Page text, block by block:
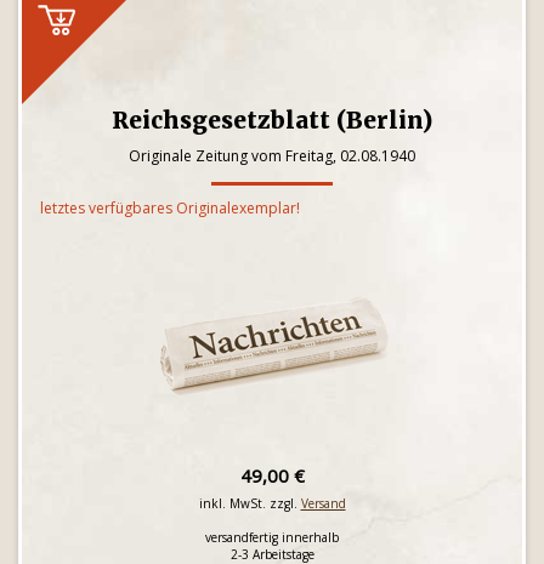
Reichsgesetzblatt (Berlin)
Originale Zeitung vom Freitag, 02.08.1940
letztes verfügbares Originalexemplar!
49,00 €
inkl. MwSt. zzgl. Versand
versandfertig innerhalb
2-3 Arbeitstage